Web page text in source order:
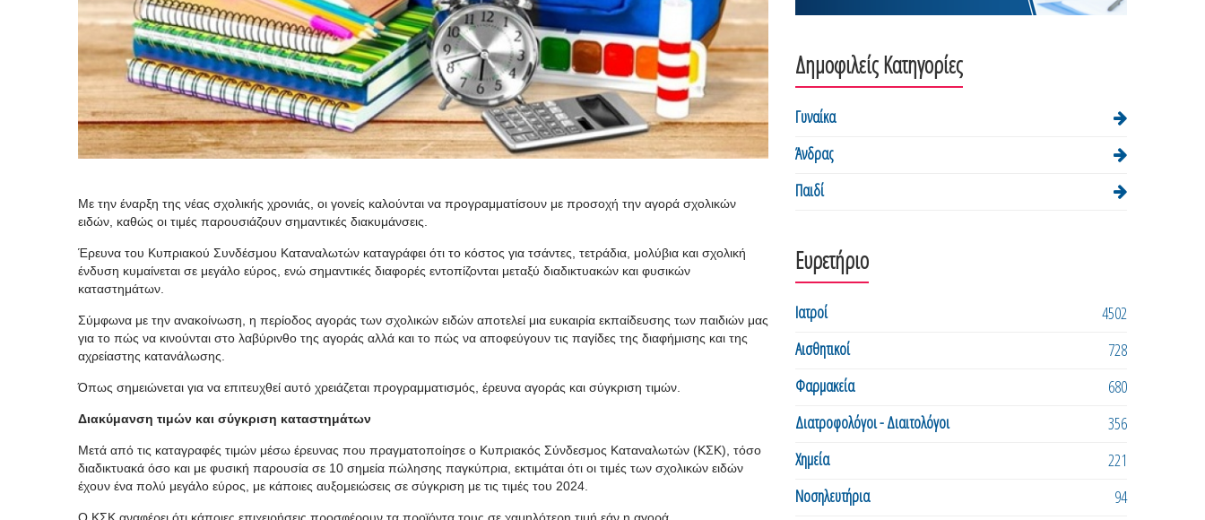
Με την έναρξη της νέας σχολικής χρονιάς, οι γονείς καλούνται να προγραμματίσουν με προσοχή την αγορά σχολικών
ειδών, καθώς οι τιμές παρουσιάζουν σημαντικές διακυμάνσεις.
Έρευνα του Κυπριακού Συνδέσμου Καταναλωτών καταγράφει ότι το κόστος για τσάντες, τετράδια, μολύβια και σχολική
ένδυση κυμαίνεται σε μεγάλο εύρος, ενώ σημαντικές διαφορές εντοπίζονται μεταξύ διαδικτυακών και φυσικών
καταστημάτων.
Σύμφωνα με την ανακοίνωση, η περίοδος αγοράς των σχολικών ειδών αποτελεί μια ευκαιρία εκπαίδευσης των παιδιών μας
για το πώς να κινούνται στο λαβύρινθο της αγοράς αλλά και το πώς να αποφεύγουν τις παγίδες της διαφήμισης και της
αχρείαστης κατανάλωσης.
Όπως σημειώνεται για να επιτευχθεί αυτό χρειάζεται προγραμματισμός, έρευνα αγοράς και σύγκριση τιμών.
Διακύμανση τιμών και σύγκριση καταστημάτων
Μετά από τις καταγραφές τιμών μέσω έρευνας που πραγματοποίησε ο Κυπριακός Σύνδεσμος Καταναλωτών (ΚΣΚ), τόσο
διαδικτυακά όσο και με φυσική παρουσία σε 10 σημεία πώλησης παγκύπρια, εκτιμάται ότι οι τιμές των σχολικών ειδών
έχουν ένα πολύ μεγάλο εύρος, με κάποιες αυξομειώσεις σε σύγκριση με τις τιμές του 2024.
Δημοφιλείς Κατηγορίες
Γυναίκα
Άνδρας
Παιδί
Ευρετήριο
Ιατροί
4502
Αισθητικοί
728
Φαρμακεία
680
Διατροφολόγοι - Διαιτολόγοι
356
Χημεία
221
Νοσηλευτήρια
94